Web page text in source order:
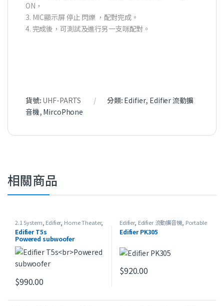
ON，
3. MIC顯示屏 停止 閃爍 ，配對完成。
4. 完成後，可測試及進行另一支咪配對。
貨號: UHF-PARTS 分類: Edifier, Edifier 流動擴
音機, MircoPhone
相關商品
2.1 System, Edifier, Home Theater,
Powered Subwoofer Studio Series
Edifier T5s
Powered subwoofer
$990.00
Edifier, Edifier 流動擴音機, Portable
Speaker
Edifier PK305
$920.00